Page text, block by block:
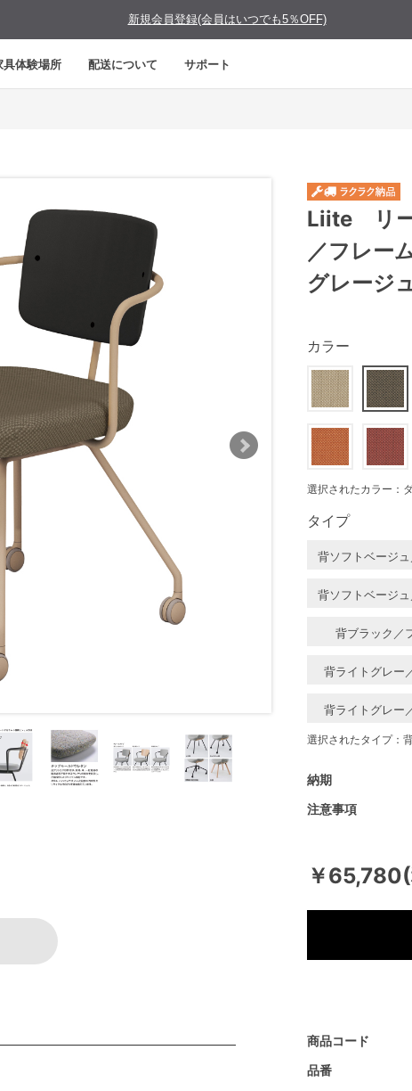
新規会員登録(会員はいつでも5％OFF)
具体験場所 配送について サポート
Liite リー
／フレー
グレージ
￥
商品コード
品番
注意事項
納期
カラー
選択されたカラー：
タイプ
背ソフトベージ
背ソフトベージ
背ブラック／
背ライトグレー
背ライトグレー
選択されたタイプ：